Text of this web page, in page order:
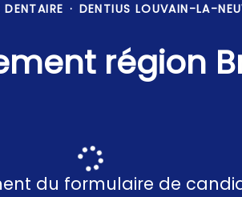
· DENTIUS LOUVAIN-LA-
région
du formulaire de